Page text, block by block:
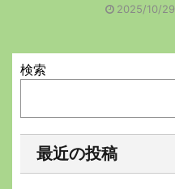
2025/10/29
検索
最近の投稿